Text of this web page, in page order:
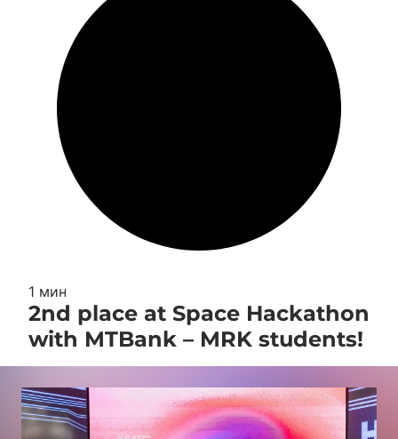
1 мин
2nd place at Space Hackathon
with MTBank – MRK students!